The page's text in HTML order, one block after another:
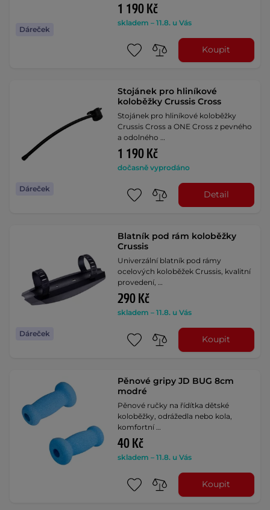
Dáreček
1 190 Kč
skladem – 11.8. u Vás
Koupit
Dáreček
Stojánek pro hliníkové
koloběžky Crussis Cross
Stojánek pro hliníkové koloběžky
Crussis Cross a ONE Cross z pevného
a odolného …
1 190 Kč
dočasně vyprodáno
Detail
Dáreček
Blatník pod rám koloběžky
Crussis
Univerzální blatník pod rámy
ocelových koloběžek Crussis, kvalitní
provedení, …
290 Kč
skladem – 11.8. u Vás
Koupit
Pěnové gripy JD BUG 8cm
modré
Pěnové ručky na řídítka dětské
koloběžky, odrážedla nebo kola,
komfortní …
40 Kč
skladem – 11.8. u Vás
Koupit